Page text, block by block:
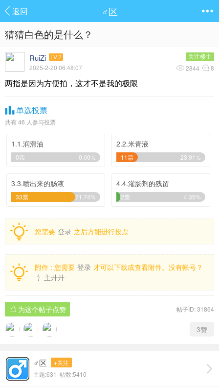
返回 ♂区
猜猜白色的是什么？
RuiZi LV.2
2025-2-20 06:48:07
关注楼主
2844 8
两指是因为方便拍，这才不是我的极限
单选投票
共有 46 人参与投票
1.1.润滑油
0票 0.00%
2.2.米青液
11票 23.91%
3.3.喷出来的肠液
33票 71.74%
4.4.灌肠剂的残留
2票 4.35%
您需要 登录 之后方能进行投票
附件 : 您需要 登录 才可以下载或查看附件。没有帐号？
氵主廾廾
帖子ID: 31864
为这个帖子点赞
3赞
♂区
+关注
主题:631 帖数:5410